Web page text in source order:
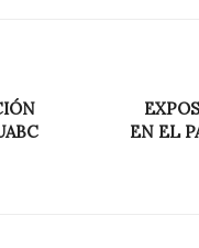
EN EL